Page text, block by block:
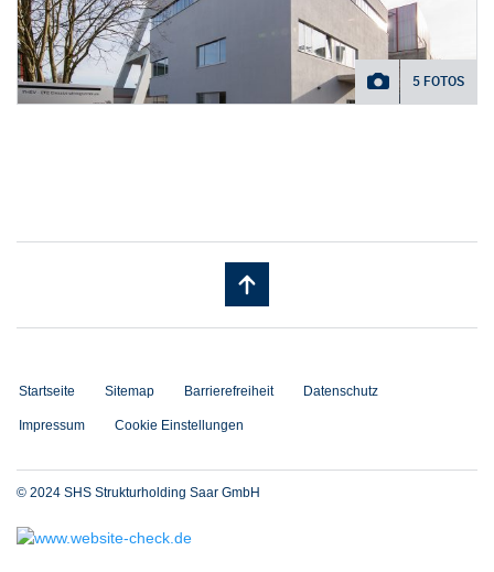
5 FOTOS
Startseite Sitemap Barrierefreiheit Datenschutz
Impressum Cookie Einstellungen
© 2024 SHS Strukturholding Saar GmbH